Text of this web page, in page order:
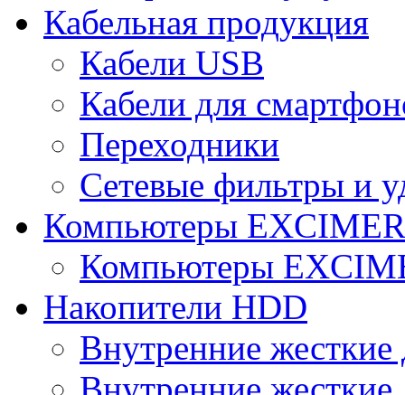
Кабельная продукция
Кабели USB
Кабели для
Переходники
Сетевые фильтры и
Компьютеры
Компьютеры
Накопители HDD
Внутренние